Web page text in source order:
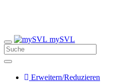
mySVL
Erweitern/Reduzieren